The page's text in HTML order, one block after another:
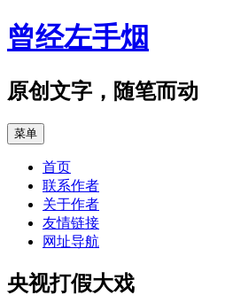
跳
至
文
曾经左手烟
原创文字，随笔而动
菜单
首页
联系作者
关于作者
友情链接
网址导航
央视打假大戏